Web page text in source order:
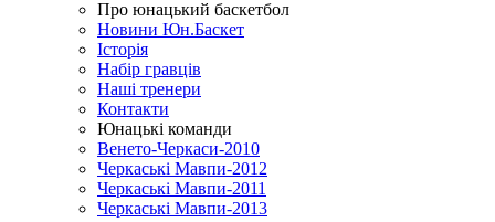
Про юнацький баскетбол
Новини Юн.Баскет
Історія
Набір гравців
Наші тренери
Контакти
Юнацькі команди
Венето-Черкаси-2010
Черкаські Мавпи-2012
Черкаські Мавпи-2011
Черкаські Мавпи-2013